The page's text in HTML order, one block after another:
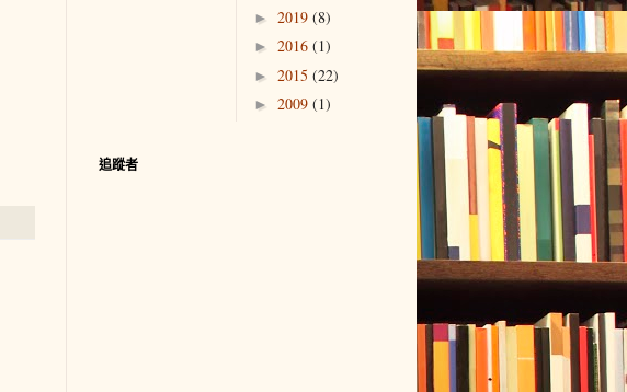
► 2019 (8)
► 2016 (1)
► 2015 (22)
► 2009 (1)
追蹤者